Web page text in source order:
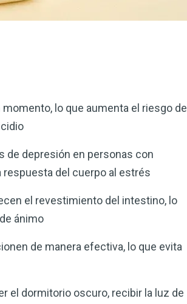
lo que aumenta el riesgo de
de depresión en personas con
del cuerpo al estrés
el revestimiento del intestino, lo
ánimo
de manera efectiva, lo que evita
el dormitorio oscuro, recibir la luz de